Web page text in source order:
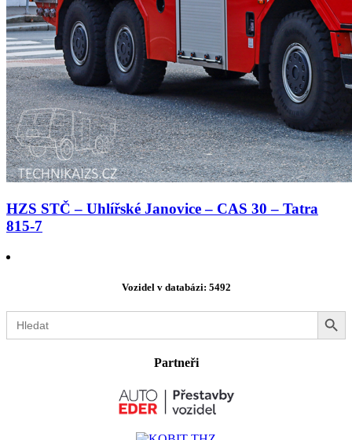
HZS STČ – Uhlířské Janovice – CAS 30 – Tatra
815-7
Vozidel v databázi: 5492
Search
for:
Search Button
Partneři